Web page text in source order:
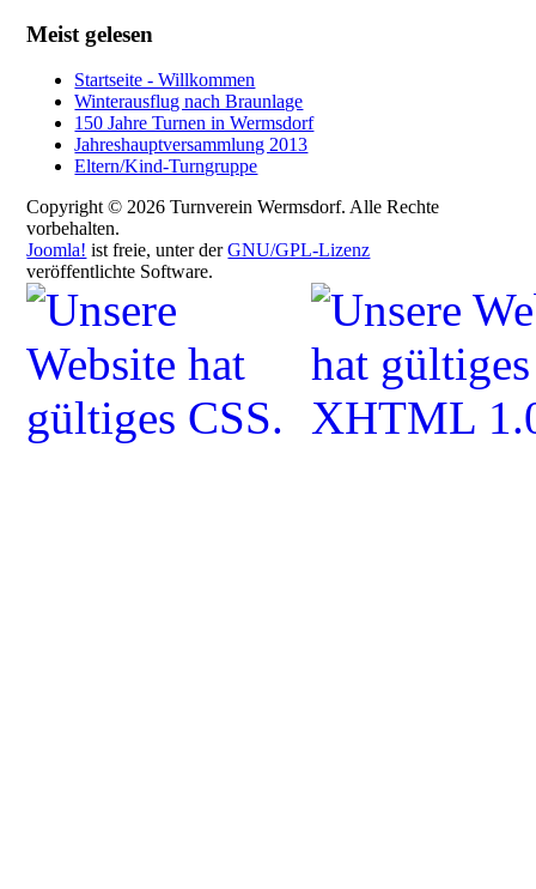
Meist gelesen
Startseite - Willkommen
Winterausflug nach Braunlage
150 Jahre Turnen in Wermsdorf
Jahreshauptversammlung 2013
Eltern/Kind-Turngruppe
Copyright © 2026 Turnverein Wermsdorf. Alle Rechte
vorbehalten.
Joomla! ist freie, unter derGNU/GPL-Lizenz
veröffentlichte Software.